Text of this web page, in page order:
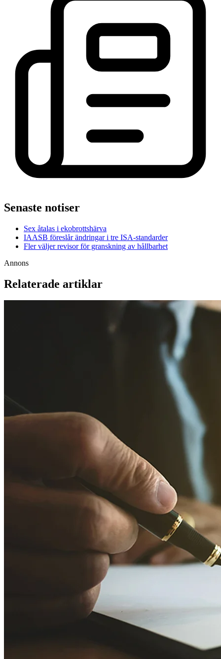
Senaste notiser
Sex åtalas i ekobrottshärva
IAASB föreslår ändringar i tre ISA-standarder
Fler väljer revisor för granskning av hållbarhet
Annons
Relaterade artiklar